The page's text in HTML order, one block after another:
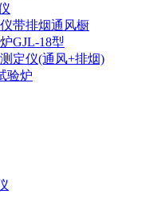
带排烟通风橱
GJL-18型
定仪(通风+排烟)
验炉